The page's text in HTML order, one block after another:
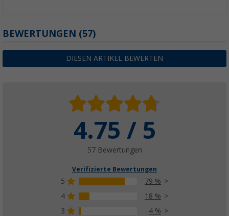
BEWERTUNGEN (57)
DIESEN ARTIKEL BEWERTEN
4.75 / 5
57 Bewertungen
Verifizierte Bewertungen
5
79 %
4
18 %
3
4 %